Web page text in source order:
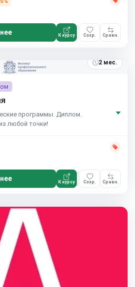
К курсу Сохр. Сравн.
2 мес.
программы. Диплом.
любой точки!
К курсу Сохр. Сравн.